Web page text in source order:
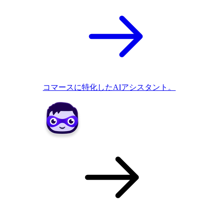
コマースに特化したAIアシスタント。